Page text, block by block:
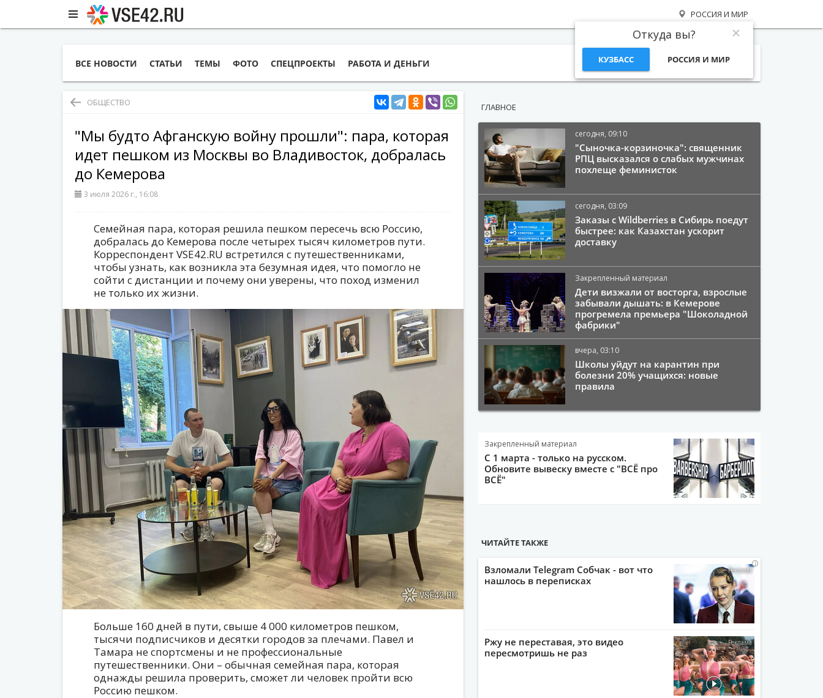
РОССИЯ И МИР
Откуда вы?
КУЗБАСС РОССИЯ И МИР
ВСЕ НОВОСТИ СТАТЬИ ТЕМЫ ФОТО СПЕЦПРОЕКТЫ РАБОТА И ДЕНЬГИ
ОБЩЕСТВО
"Мы будто Афганскую войну прошли": пара, которая
идет пешком из Москвы во Владивосток, добралась
до Кемерова
3 июля 2026 г., 16:08
Семейная пара, которая решила пешком пересечь всю Россию,
добралась до Кемерова после четырех тысяч километров пути.
Корреспондент VSE42.RU встретился с путешественниками,
чтобы узнать, как возникла эта безумная идея, что помогло не
сойти с дистанции и почему они уверены, что поход изменил
не только их жизни.
Больше 160 дней в пути, свыше 4 000 километров пешком,
тысячи подписчиков и десятки городов за плечами. Павел и
Тамара не спортсмены и не профессиональные
путешественники. Они – обычная семейная пара, которая
однажды решила проверить, сможет ли человек пройти всю
Россию пешком.
ГЛАВНОЕ
сегодня, 09:10
"Сыночка-корзиночка": священник
РПЦ высказался о слабых мужчинах
похлеще феминисток
сегодня, 03:09
Заказы с Wildberries в Сибирь поедут
быстрее: как Казахстан ускорит
доставку
Закрепленный материал
Дети визжали от восторга, взрослые
забывали дышать: в Кемерове
прогремела премьера "Шоколадной
фабрики"
вчера, 03:10
Школы уйдут на карантин при
болезни 20% учащихся: новые
правила
Закрепленный материал
С 1 марта - только на русском.
Обновите вывеску вместе с "ВСЁ про
ВСЁ"
ЧИТАЙТЕ ТАКЖЕ
i
Взломали Telegram Собчак - вот что
нашлось в переписках
i
Ржу не переставая, это видео
пересмотришь не раз
ii